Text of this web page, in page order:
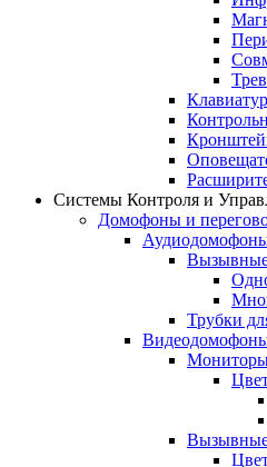
Системы Контроля и
Домофоны и
Трубки